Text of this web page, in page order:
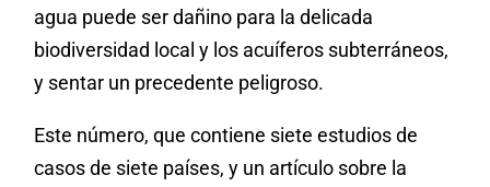
agua puede ser dañino para la delicada
biodiversidad local y los acuíferos subterráneos,
y sentar un precedente peligroso.
Este número, que contiene siete estudios de
casos de siete países, y un artículo sobre la